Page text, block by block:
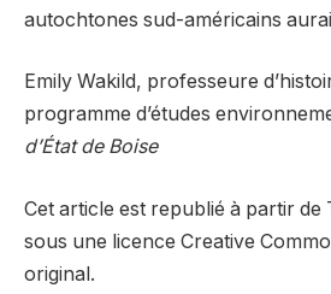
autochtones sud-américains
Emily Wakild, professeure
programme d’études
d’État de Boise
Cet article est republié à partir de
sous une licence Creative
original.